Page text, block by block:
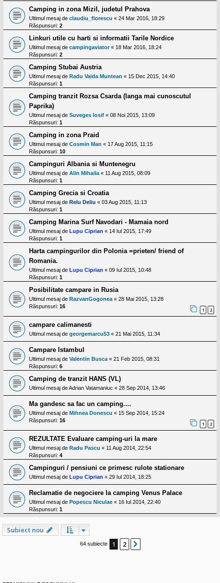
Camping in zona Mizil, judetul Prahova
Ultimul mesaj de claudiu_florescu « 24 Mar 2016, 18:29
Răspunsuri: 2
Linkuri utile cu harti si informatii Tarile Nordice
Ultimul mesaj de campingaviator« 18 Mar 2016, 18:24
Răspunsuri: 2
Camping Stubai Austria
Ultimul mesaj de Radu Vaida Muntean « 15 Dec 2015, 14:40
Răspunsuri: 1
Camping tranzit Rozsa Csarda (langa mai cunoscutul
Paprika)
Ultimul mesaj de Suveges Iosif « 08 Noi 2015, 13:09
Răspunsuri: 1
Camping in zona Praid
Ultimul mesaj de Cosmin Man « 17 Aug 2015, 11:15
Răspunsuri: 10
Campinguri Albania si Muntenegru
Ultimul mesaj de Alin Mihaila « 11 Aug 2015, 08:09
Răspunsuri: 1
Camping Grecia si Croatia
Ultimul mesaj de Relu Deliu « 03 Aug 2015, 11:13
Răspunsuri: 1
Camping Marina Surf Navodari - Mamaia nord
Ultimul mesaj de Lupu Ciprian « 14 Iul 2015, 17:49
Răspunsuri: 1
Harta campingurilor din Polonia =prieten/ friend of
Romania.
Ultimul mesaj de Lupu Ciprian « 09 Iul 2015, 10:48
Răspunsuri: 1
Posibilitate campare in Rusia
Ultimul mesaj de RazvanGogonea « 28 Mai 2015, 13:28
Răspunsuri: 16
1 2
campare calimanesti
Ultimul mesaj de georgemarcu53 « 21 Mai 2015, 11:34
Campare Istambul
Ultimul mesaj de Valentin Busca « 21 Feb 2015, 08:31
Răspunsuri: 6
Camping de tranzit HANS (VL)
Ultimul mesaj deAdrian Vatamaniuc « 28 Sep 2014, 13:46
Ma gandesc sa fac un camping....
Ultimul mesaj de Mihnea Donescu « 15 Sep 2014, 15:24
Răspunsuri: 16
1 2
REZULTATE Evaluare camping-uri la mare
Ultimul mesaj de Radu Pascu « 11 Aug 2014, 22:54
Răspunsuri: 4
Campinguri / pensiuni ce primesc rulote stationare
Ultimul mesaj de Lupu Ciprian « 29 Iul 2014, 18:25
Reclamatie de negociere la camping Venus Palace
Ultimul mesaj de Popescu Niculae « 16 Iul 2014, 22:40
Răspunsuri: 1
Subiect nou
64 subiecte 1 2